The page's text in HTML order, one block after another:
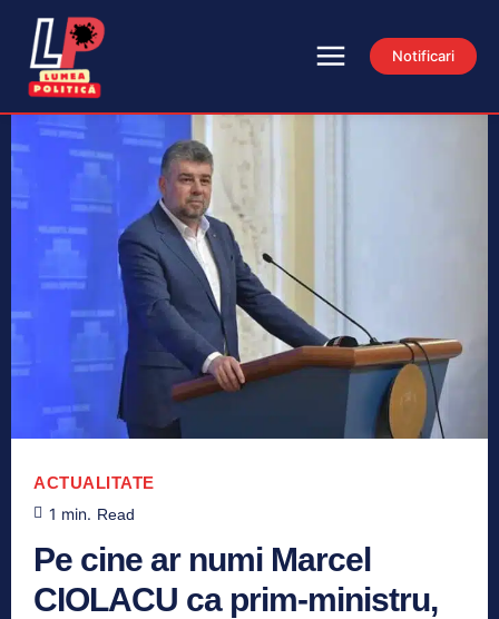
Notificari
ACTUALITATE
1 min. Read
Pe cine ar numi Marcel
CIOLACU ca prim-ministru,